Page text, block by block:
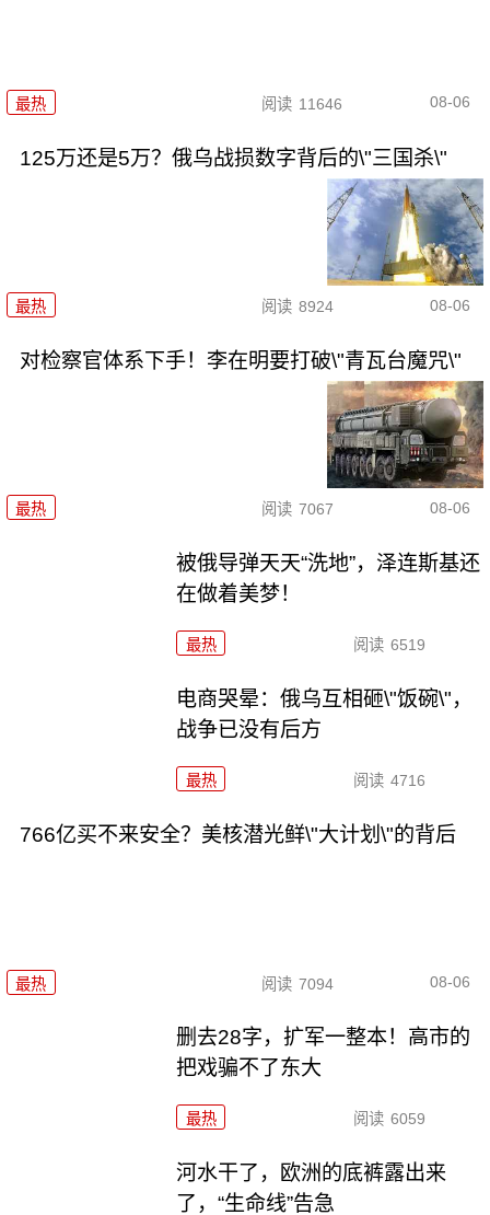
最热 阅读 11646 08-06
125万还是5万？俄乌战损数字背后的\"三国杀\"
最热 阅读 8924 08-06
对检察官体系下手！李在明要打破\"青瓦台魔咒\"
最热 阅读 7067 08-06
被俄导弹天天“洗地”，泽连斯基还
在做着美梦！
最热 阅读 6519
电商哭晕：俄乌互相砸\"饭碗\"，
战争已没有后方
最热 阅读 4716
766亿买不来安全？美核潜光鲜\"大计划\"的背后
最热 阅读 7094 08-06
删去28字，扩军一整本！高市的
把戏骗不了东大
最热 阅读 6059
河水干了，欧洲的底裤露出来
了，“生命线”告急